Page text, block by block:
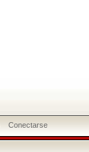
Conectarse